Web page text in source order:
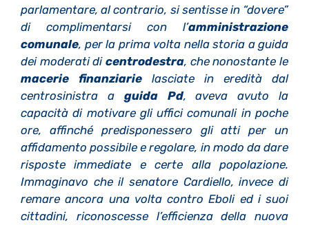
parlamentare, al contrario, si sentisse in “dovere”
di complimentarsi con l’amministrazione
comunale, per la prima volta nella storia a guida
dei moderati di centrodestra, che nonostante le
macerie finanziarie lasciate in eredità dal
centrosinistra a guida Pd, aveva avuto la
capacità di motivare gli uffici comunali in poche
ore, affinché predisponessero gli atti per un
affidamento possibile e regolare, in modo da dare
risposte immediate e certe alla popolazione.
Immaginavo che il senatore Cardiello, invece di
remare ancora una volta contro Eboli ed i suoi
cittadini, riconoscesse l’efficienza della nuova